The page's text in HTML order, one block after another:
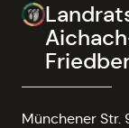
Münchener Str.